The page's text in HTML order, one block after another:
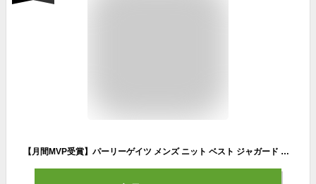
【月間MVP受賞】パーリーゲイツ メンズ ニット ベスト ジャガード Vネック ゴルフウエア PEARLY GATES 2023春夏【送料無料】